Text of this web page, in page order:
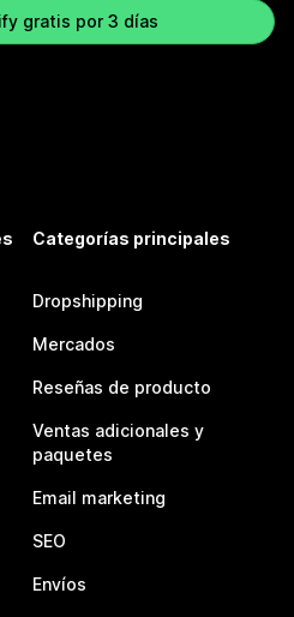
gratis por 3 días
Categorías principales
Dropshipping
Mercados
Reseñas de producto
Ventas adicionales y
paquetes
Email marketing
SEO
Envíos